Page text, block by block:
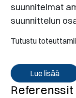
suunnitelmat
suunnittelun
Tutustu
Lue lisää
Referenssit